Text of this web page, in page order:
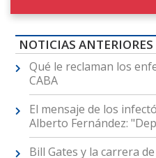
NOTICIAS
Qué le reclaman los
CABA
El mensaje de los
Alberto Fernández:
Bill Gates y la carrera